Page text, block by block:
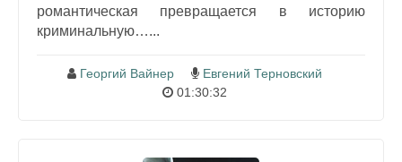
романтическая превращается в историю
криминальную…...
Георгий Вайнер
Евгений Терновский
01:30:32